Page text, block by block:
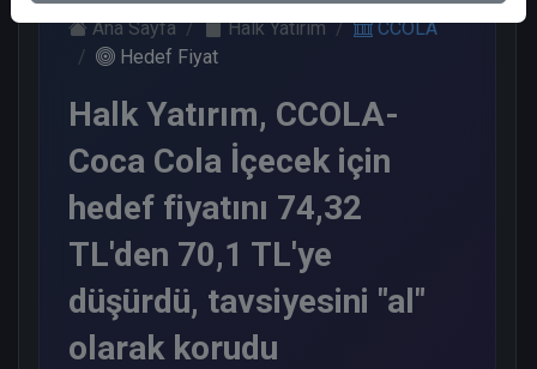
Ana Sayfa Halk Yatırım
CCOLA
Hedef Fiyat
Halk Yatırım, CCOLA-
Coca Cola İçecek için
hedef fiyatını 74,32
TL'den 70,1 TL'ye
düşürdü, tavsiyesini "al"
olarak korudu